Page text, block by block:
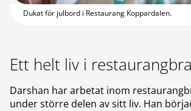
Dukat för julbord i Restaurang Koppardalen.
Ett helt liv i
Darshan har arbetat inom
under större delen av sitt liv. Han